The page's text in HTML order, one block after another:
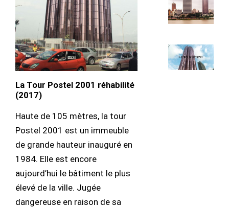
La Tour Postel 2001 réhabilité
(2017)
Haute de 105 mètres, la tour
Postel 2001 est un immeuble
de grande hauteur inauguré en
1984. Elle est encore
aujourd’hui le bâtiment le plus
élevé de la ville. Jugée
dangereuse en raison de sa